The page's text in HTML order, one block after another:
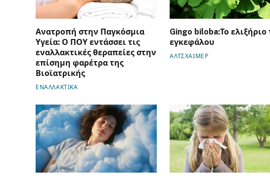
Ανατροπή στην Παγκόσμια
Υγεία: Ο ΠΟΥ εντάσσει τις
εναλλακτικές θεραπείες στην
επίσημη φαρέτρα της
Βιοϊατρικής
ΕΝΑΛΛΑΚΤΙΚΑ
Gingo biloba:Το ελιξήριο
εγκεφάλου
ΑΛΤΣΧΑΙΜΕΡ